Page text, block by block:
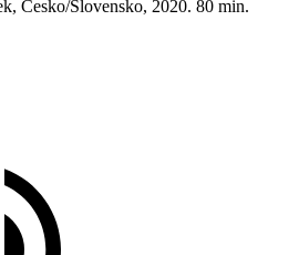
Česko/Slovensko, 2020. 80 min.